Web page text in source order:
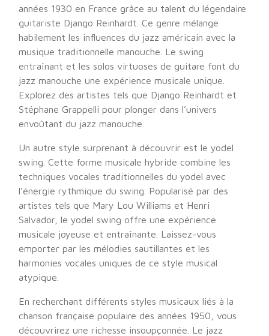
années 1930 en France grâce au talent du légendaire
guitariste Django Reinhardt. Ce genre mélange
habilement les influences du jazz américain avec la
musique traditionnelle manouche. Le swing
entraînant et les solos virtuoses de guitare font du
jazz manouche une expérience musicale unique.
Explorez des artistes tels que Django Reinhardt et
Stéphane Grappelli pour plonger dans l’univers
envoûtant du jazz manouche.
Un autre style surprenant à découvrir est le yodel
swing. Cette forme musicale hybride combine les
techniques vocales traditionnelles du yodel avec
l’énergie rythmique du swing. Popularisé par des
artistes tels que Mary Lou Williams et Henri
Salvador, le yodel swing offre une expérience
musicale joyeuse et entraînante. Laissez-vous
emporter par les mélodies sautillantes et les
harmonies vocales uniques de ce style musical
atypique.
En recherchant différents styles musicaux liés à la
chanson française populaire des années 1950, vous
découvrirez une richesse insoupçonnée. Le jazz